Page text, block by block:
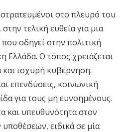
στο πλευρό του
τελική ευθεία για μια
οδηγεί στην πολιτική
Ελλάδα. Ο τόπος χρειάζεται
και ισχυρή κυβέρνηση.
επενδύσεις, κοινωνική
για τους μη ευνοημένους.
και υπευθυνότητα στον
ειδικά σε μία